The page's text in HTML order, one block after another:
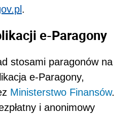
.
e-Paragony
stosami paragonów na
e-Paragony,
Ministerstwo Finansów.
i anonimowy